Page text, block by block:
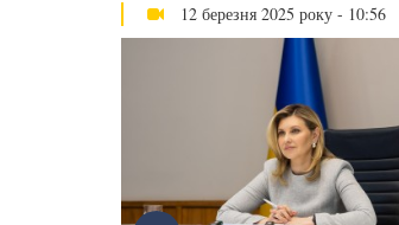
12 березня 2025 року - 10:56